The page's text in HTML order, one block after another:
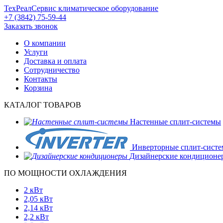
ТехРеалСервис климатическое оборудование
+7 (3842) 75-59-44
Заказать звонок
О компании
Услуги
Доставка и оплата
Сотрудничество
Контакты
Корзина
КАТАЛОГ ТОВАРОВ
Настенные сплит-системы
Инверторные сплит-
Дизайнерские
ПО МОЩНОСТИ ОХЛАЖДЕНИЯ
2 кВт
2,05 кВт
2,14 кВт
2,2 кВт